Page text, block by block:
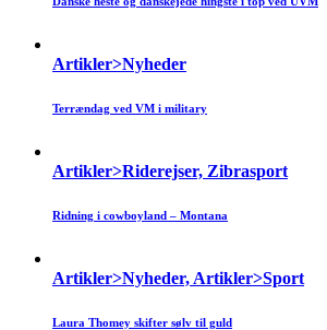
Artikler>Nyheder
Terrændag ved VM i military
Artikler>Riderejser, Zibrasport
Ridning i cowboyland – Montana
Artikler>Nyheder, Artikler>Sport
Laura Thomey skifter sølv til guld